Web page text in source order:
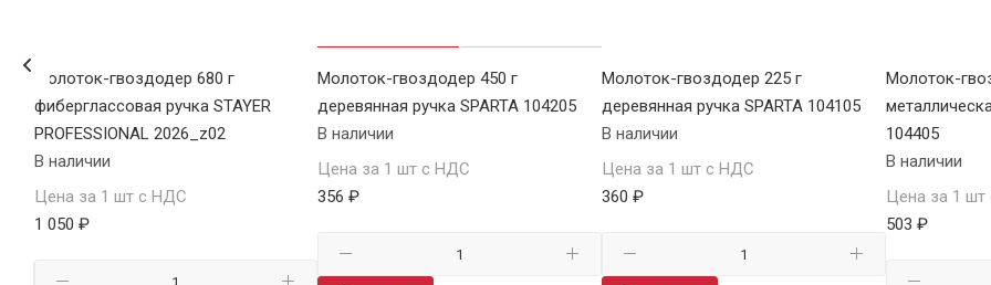
Молоток-гвоздодер 680 г
фиберглассовая ручка STAYER
PROFESSIONAL 2026_z02
В наличии
Цена за 1 шт с НДС
1 050 ₽
Молоток-гвоздодер 450 г
деревянная ручка SPARTA 104205
В наличии
Цена за 1 шт с НДС
356 ₽
Молоток-гвоздодер 225 г
деревянная ручка SPARTA 104105
В наличии
Цена за 1 шт с НДС
360 ₽
Молоток-
104405
В наличии
Цена за 1
503 ₽